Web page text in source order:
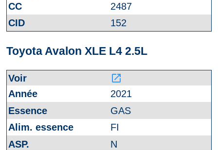
2487
152
Toyota Avalon XLE L4 2.5L
launch
2021
GAS
FI
N